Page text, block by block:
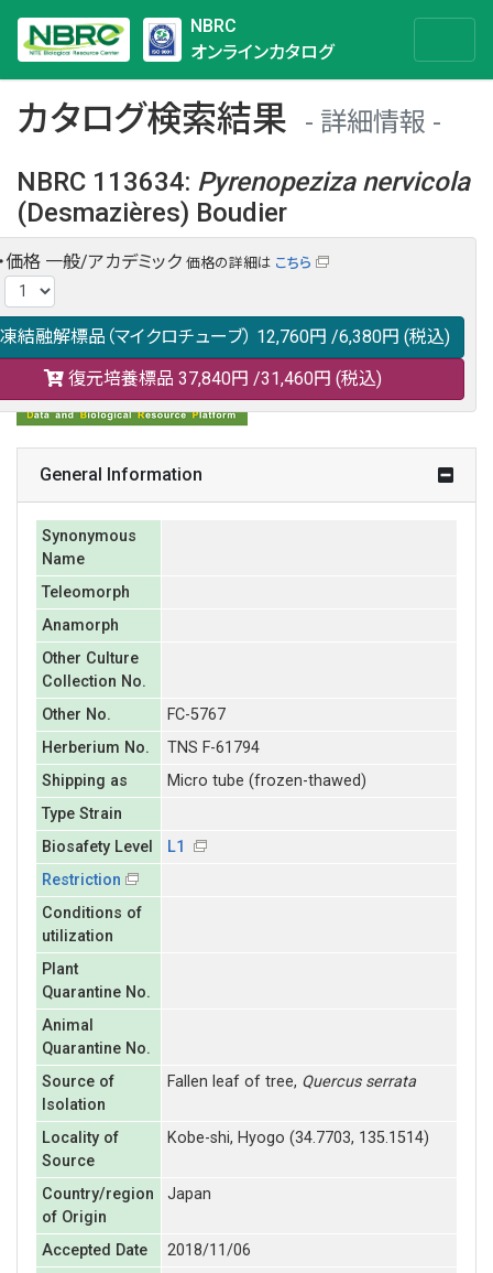
NBRC
オンラインカタログ
カタログ検索結果
詳細情報
NBRC 113634: Pyrenopeziza nervicola
(Desmazières) Boudier
NBRC 113634の情報や関連データは以下のバナー(DBRP)か
らご覧ください。
日本語での検索も可能です。
価格 一般/アカデミック 価格の詳細は こちら
凍結融解標品（マイクロチューブ） 12,760円 /6,380円 (税込)
復元培養標品 37,840円 /31,460円 (税込)
General Information
Synonymous
Name
Teleomorph
Anamorph
Other Culture
Collection No.
Other No.
FC-5767
Herberium No.
TNS F-61794
Shipping as
Micro tube (frozen-thawed)
Type Strain
Biosafety Level
L1
Restriction
Conditions of
utilization
Plant
Quarantine No.
Animal
Quarantine No.
Source of
Isolation
Fallen leaf of tree, Quercus serrata
Locality of
Source
Kobe-shi, Hyogo (34.7703, 135.1514)
Country/region
of Origin
Japan
Accepted Date
2018/11/06